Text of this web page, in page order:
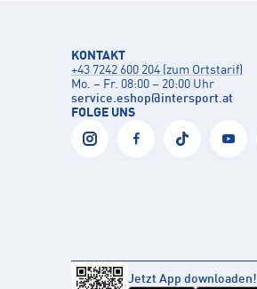
KONTAKT
+43 7242 600 204 (zum Ortstarif)
Mo. – Fr. 08:00 – 20:00 Uhr
service.eshop@intersport.at
FOLGE UNS
Jetzt App downloaden!